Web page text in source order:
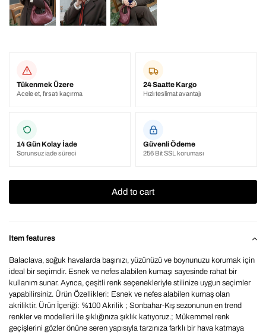
Tükenmek Üzere
Acele et, fırsatı kaçırma
24 Saatte Kargo
Hızlı teslimat avantajı
14 Gün Kolay İade
Sorunsuz iade süreci
Güvenli Ödeme
256 Bit SSL koruması
Item features
Balaclava, soğuk havalarda başınızı, yüzünüzü ve boynunuzu korumak için
ideal bir seçimdir. Esnek ve nefes alabilen kumaşı sayesinde rahat bir
kullanım sunar. Ayrıca, çeşitli renk seçenekleriyle stilinize uygun seçimler
yapabilirsiniz. Ürün Özellikleri: Esnek ve nefes alabilen kumaş olan
akriliktir. Ürün İçeriği: %100 Akrilik ; Sonbahar-Kış sezonunun en trend
renkler ve modelleri ile şıklığınıza şıklık katıyoruz.; Mükemmel renk
geçişlerini gözler önüne seren yapısıyla tarzınıza farklı bir hava katmaya